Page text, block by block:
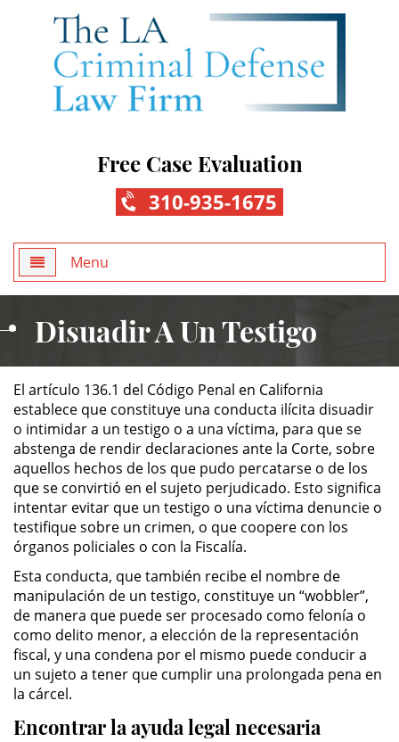
Free Case Evaluation
310-935-1675
Menu
Practice Areas
ALTERNATIVE SENTENCING
Military Diversion
Áreas de Practica
Asalto y Agresión
Agresión Agravada
Agresión Contra un Agente del
Orden Público
Disuadir A Un Testigo
El artículo 136.1 del Código Penal en California
establece que constituye una conducta ilícita disuadir
o intimidar a un testigo o a una víctima, para que se
abstenga de rendir declaraciones ante la Corte, sobre
aquellos hechos de los que pudo percatarse o de los
que se convirtió en el sujeto perjudicado. Esto significa
intentar evitar que un testigo o una víctima denuncie o
testifique sobre un crimen, o que coopere con los
órganos policiales o con la Fiscalía.
Esta conducta, que también recibe el nombre de
manipulación de un testigo, constituye un “wobbler”,
de manera que puede ser procesado como felonía o
como delito menor, a elección de la representación
fiscal, y una condena por el mismo puede conducir a
un sujeto a tener que cumplir una prolongada pena en
la cárcel.
Encontrar la ayuda legal necesaria